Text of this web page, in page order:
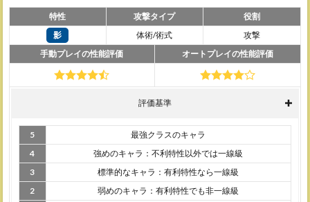
パッ
シブ
スキ
ル
4.2
必殺
技ス
キル
特性 攻撃タイプ
役割
影
体術/術式
攻撃
手動プレイの性能評価
オートプレイの性能評価
評価基準
5
最強クラスのキャラ
4
強めのキャラ：不利特性以外では一線級
3
標準的なキャラ：有利特性なら一線級
2
弱めのキャラ：有利特性でも非一線級